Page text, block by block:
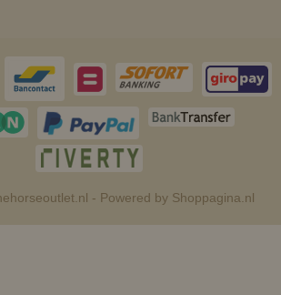
- Powered by Shoppagina.nl